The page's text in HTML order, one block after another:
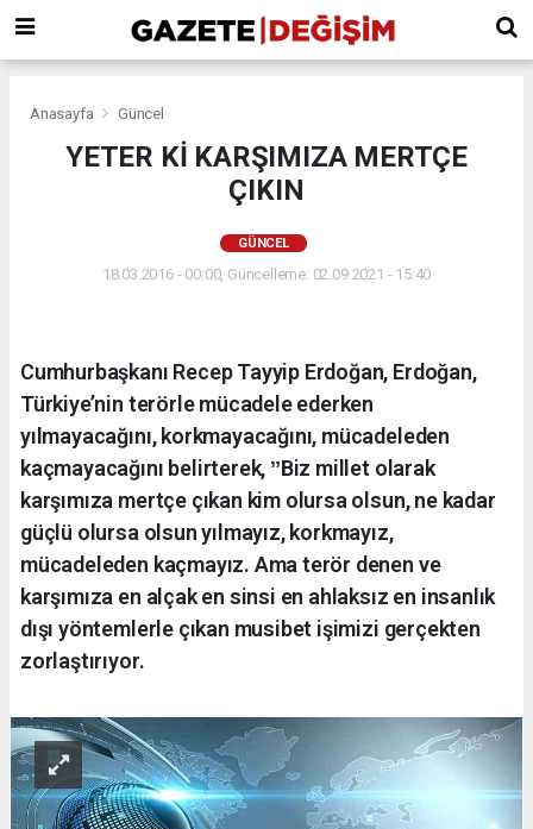
Anasayfa Güncel
YETER Kİ KARŞIMIZA MERTÇE
ÇIKIN
GÜNCEL
18.03.2016 - 00:00, Güncelleme: 02.09.2021 - 15:40
Cumhurbaşkanı Recep Tayyip Erdoğan, Erdoğan,
Türkiye’nin terörle mücadele ederken
yılmayacağını, korkmayacağını, mücadeleden
kaçmayacağını belirterek, ˮBiz millet olarak
karşımıza mertçe çıkan kim olursa olsun, ne kadar
güçlü olursa olsun yılmayız, korkmayız,
mücadeleden kaçmayız. Ama terör denen ve
karşımıza en alçak en sinsi en ahlaksız en insanlık
dışı yöntemlerle çıkan musibet işimizi gerçekten
zorlaştırıyor.